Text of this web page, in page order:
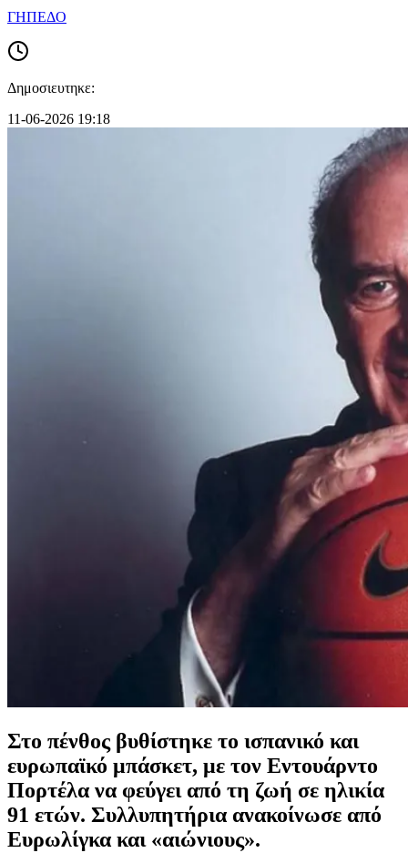
ΓΗΠΕΔΟ
Δημοσιευτηκε:
11-06-2026 19:18
Στο πένθος βυθίστηκε το ισπανικό και
ευρωπαϊκό μπάσκετ, με τον Εντουάρντο
Πορτέλα να φεύγει από τη ζωή σε ηλικία
91 ετών. Συλλυπητήρια ανακοίνωσε από
Ευρωλίγκα και «αιώνιους».